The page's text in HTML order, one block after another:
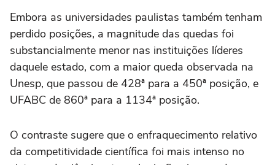
Embora as universidades paulistas também tenham
perdido posições, a magnitude das quedas foi
substancialmente menor nas instituições líderes
daquele estado, com a maior queda observada na
Unesp, que passou de 428ª para a 450ª posição, e
UFABC de 860ª para a 1134ª posição.
O contraste sugere que o enfraquecimento relativo
da competitividade científica foi mais intenso no